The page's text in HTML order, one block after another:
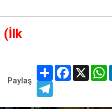
(İlk
Paylaş
ShareFacebook
X
Telegram